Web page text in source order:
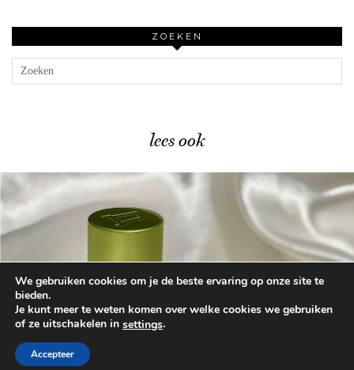
ZOEKEN
lees ook
Mijn review van het …
We gebruiken cookies om je de beste ervaring op onze site te
bieden.
Je kunt meer te weten komen over welke cookies we gebruiken
of ze uitschakelen in settings.
Accepteer